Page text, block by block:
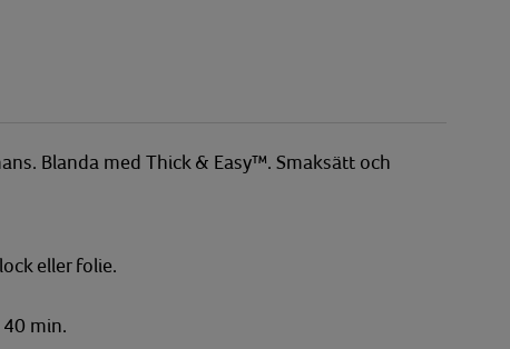
Blanda med Thick & Easy™. Smaksätt och
eller folie.
min.